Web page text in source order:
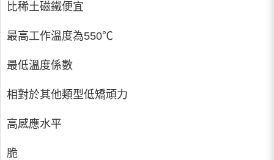
比稀土磁鐵便宜
最高工作溫度為550℃
最低溫度係數
相對於其他類型低矯頑力
高感應水平
脆